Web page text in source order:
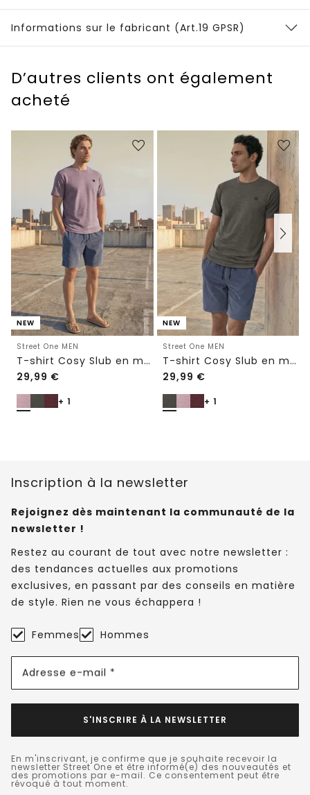
Informations sur le fabricant (Art.19 GPSR)
D’autres clients ont également
acheté
NEW
Street One MEN
T-shirt Cosy Slub en maille texturée
29,99 €
+ 1
NEW
Street One MEN
T-shirt Cosy Slub en maille texturée
29,99 €
+ 1
Inscription à la newsletter
Rejoignez dès maintenant la communauté de la
newsletter !
Restez au courant de tout avec notre newsletter :
des tendances actuelles aux promotions
exclusives, en passant par des conseils en matière
de style. Rien ne vous échappera !
Femmes Hommes
Adresse e-mail *
S'INSCRIRE À LA NEWSLETTER
En m'inscrivant, je confirme que je souhaite recevoir la
newsletter Street One et être informé(e) des nouveautés et
des promotions par e-mail. Ce consentement peut être
révoqué à tout moment.